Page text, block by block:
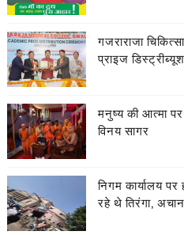
गजराराजा
प्राइज
मनुष्य की आत्मा पर
विनय सागर
निगम कार्यालय
रहे थे तिरंगा,